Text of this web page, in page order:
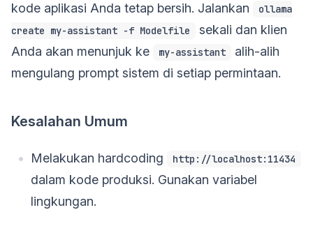
kode aplikasi Anda tetap bersih. Jalankan
ollama
create my-assistant -f Modelfile
sekali dan klien
Anda akan menunjuk ke
my-assistant
alih-alih
mengulang prompt sistem di setiap permintaan.
Kesalahan Umum
Melakukan hardcoding http://localhost:11434
dalam kode produksi. Gunakan variabel
lingkungan.